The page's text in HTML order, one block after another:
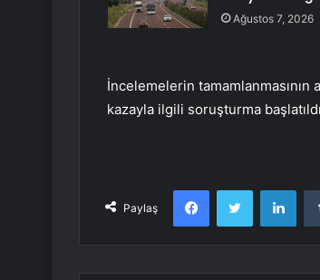
Ağustos 7, 2026
İncelemelerin
kazayla ilgili soruşturma
Paylaş
FacebookTwitter